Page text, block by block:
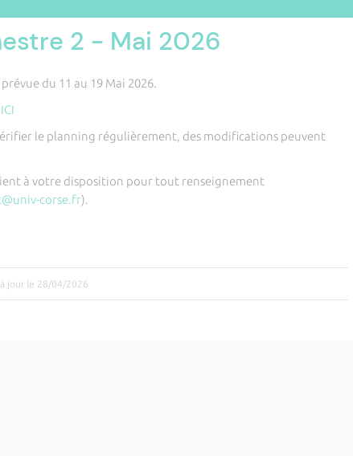
2 - Mai 2026
du 11 au 19 Mai 2026.
ICI
le planning régulièrement, des modifications peuvent
à votre disposition pour tout renseignement
corse.fr).
jour le 28/04/2026